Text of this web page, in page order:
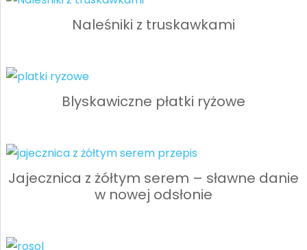
Naleśniki z truskawkami
Blyskawiczne płatki ryżowe
Jajecznica z żółtym serem – sławne danie
w nowej odsłonie